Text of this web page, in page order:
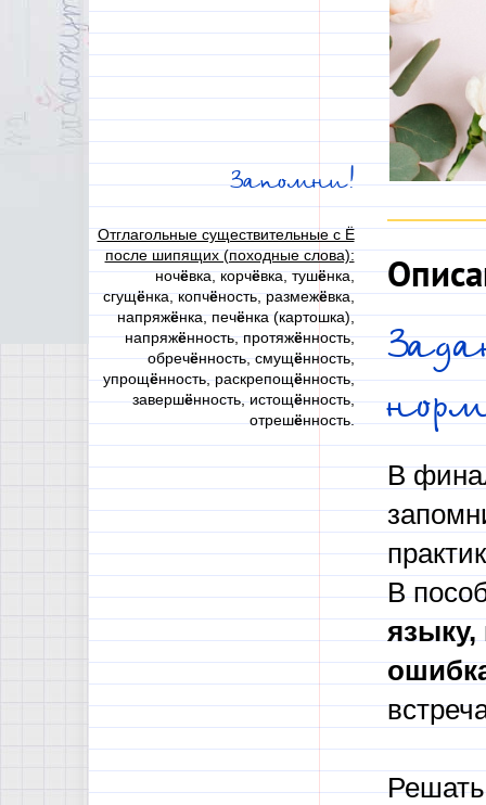
Запомни!
Отглагольные существительные с Ё
после шипящих (походные слова):
ночёвка, корчёвка, тушёнка,
сгущёнка, копчёность, размежёвка,
напряжёнка, печёнка (картошка),
напряжённость, протяжённость,
обречённость, смущённость,
упрощённость, раскрепощённость,
завершённость, истощённость,
отрешённость.
В
В
языку,